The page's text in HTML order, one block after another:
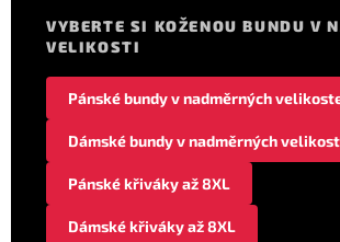
VYBERTE SI KOŽENOU BUNDU V
VELIKOSTI
Pánské bundy v nadměrných
Dámské bundy v nadměrných
Pánské křiváky až 8XL
Dámské křiváky až 8XL